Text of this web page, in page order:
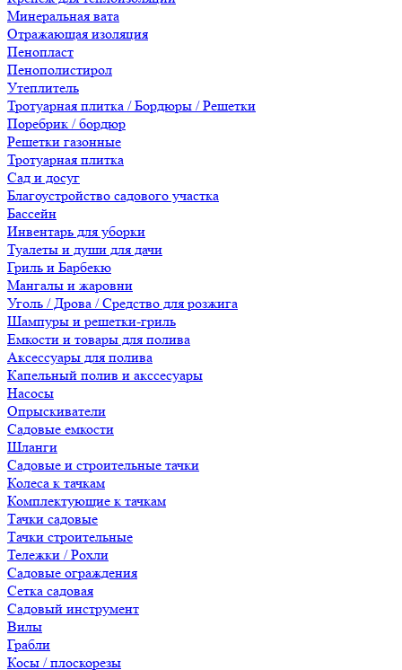
Минеральная вата
Отражающая изоляция
Пенопласт
Пенополистирол
Утеплитель
Тротуарная плитка / Бордюры / Решетки
Поребрик / бордюр
Решетки газонные
Тротуарная плитка
Сад и досуг
Благоустройство садового участка
Бассейн
Инвентарь для уборки
Туалеты и души для дачи
Гриль и Барбекю
Мангалы и жаровни
Уголь / Дрова / Средство для розжига
Шампуры и решетки-гриль
Емкости и товары для полива
Аксессуары для полива
Капельный полив и акссесуары
Насосы
Опрыскиватели
Садовые емкости
Шланги
Садовые и строительные тачки
Колеса к тачкам
Комплектующие к тачкам
Тачки садовые
Тачки строительные
Тележки / Рохли
Садовые ограждения
Сетка садовая
Садовый инструмент
Вилы
Грабли
Косы / плоскорезы